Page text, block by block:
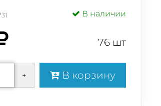
В наличии
76 шт
+ В корзину